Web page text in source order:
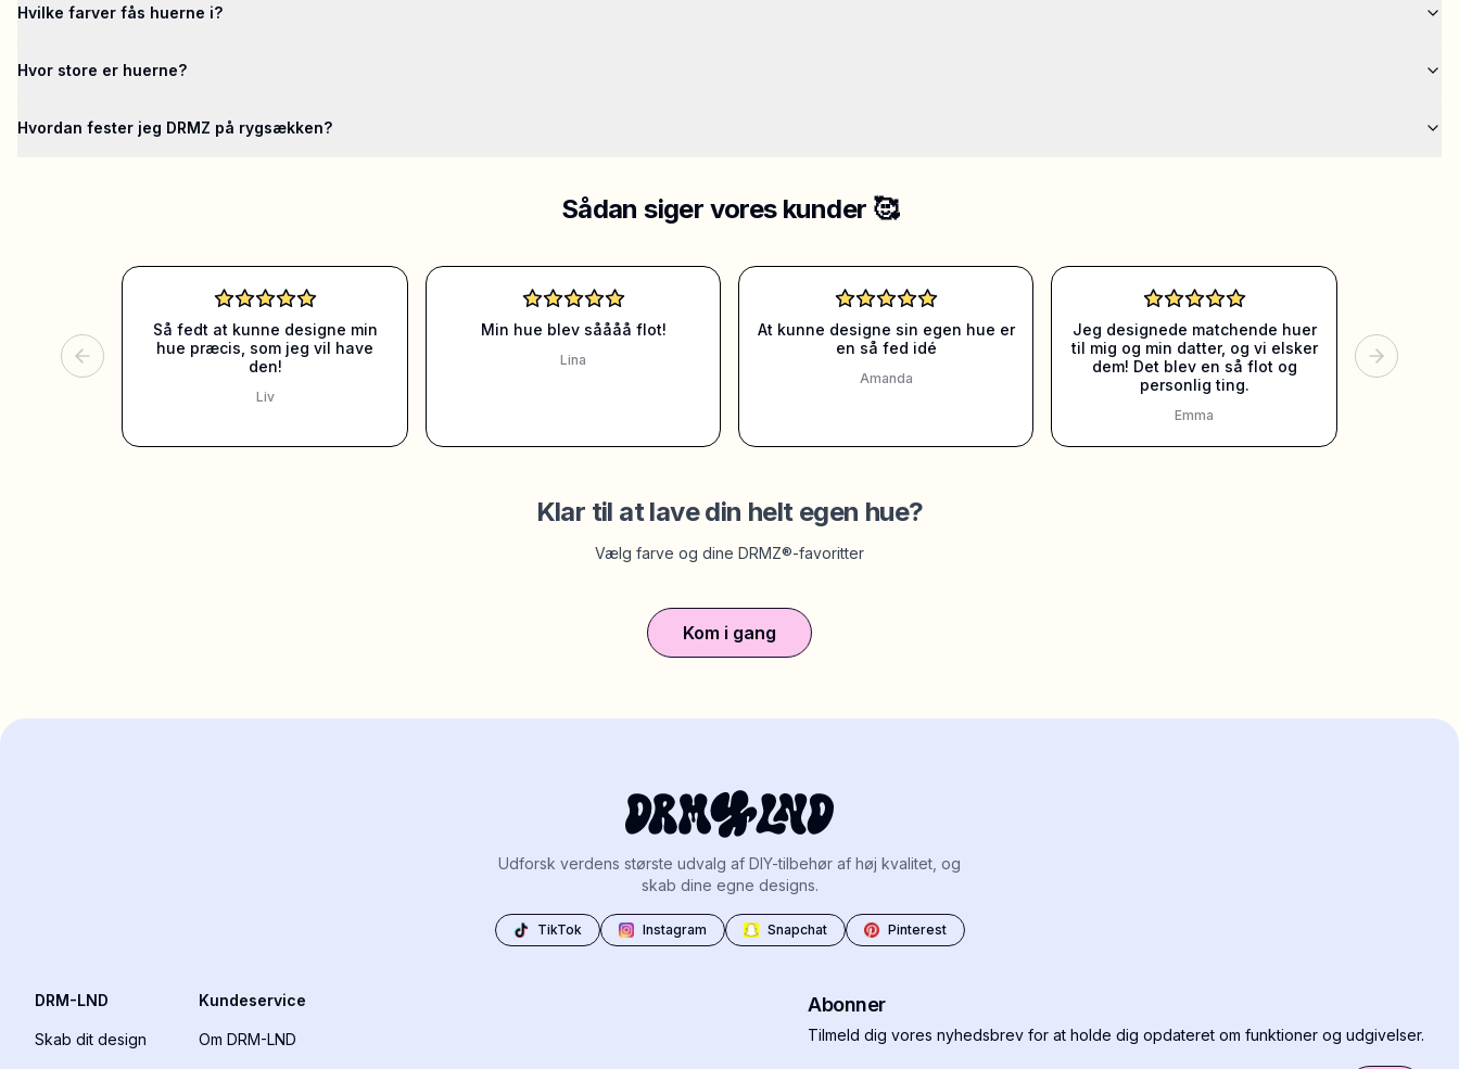
Hvilke farver fås huerne i?
Hvor store er huerne?
Hvordan fester jeg DRMZ på rygsækken?
Sådan siger vores kunder 🥰
Så fedt at kunne designe min
hue præcis, som jeg vil have
den!
Liv
Min hue blev såååå flot!
Lina
At kunne designe sin egen hue er
en så fed idé
Amanda
Jeg designede matchende huer
til mig og min datter, og vi elsker
dem! Det blev en så flot og
personlig ting.
Emma
Klar til at lave din helt egen hue?
Vælg farve og dine DRMZ®-favoritter
Kom i gang
Udforsk verdens største udvalg af DIY-tilbehør af høj kvalitet, og
skab dine egne designs.
TikTok Instagram Snapchat Pinterest
DRM-LND
Skab dit design
Kundeservice
Om DRM-LND
Abonner
Tilmeld dig vores nyhedsbrev for at holde dig opdateret om funktioner og udgivelser.